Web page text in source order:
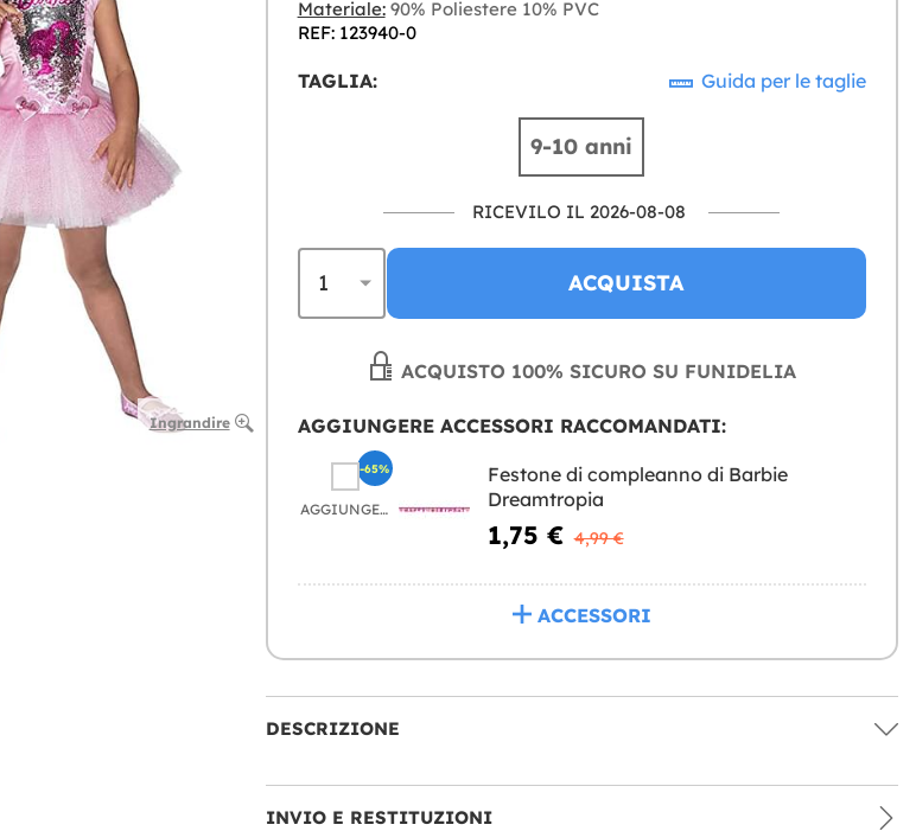
Ingrandire
Materiale:90% Poliestere 10% PVC
REF: 123940-0
TAGLIA: Guida per le taglie
9-10 anni
RICEVILO IL 2026-08-08
ACQUISTA
ACQUISTO 100% SICURO SU FUNIDELIA
AGGIUNGERE ACCESSORI RACCOMANDATI:
AGGIUNGERE
Festone di compleanno di Barbie
Dreamtropia
1,75 € 4,99 €
-65%
ACCESSORI
DESCRIZIONE
INVIO E RESTITUZIONI